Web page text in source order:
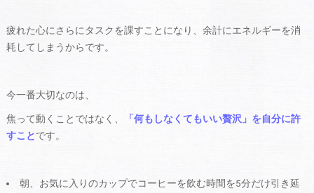
疲れた心にさらにタスクを課すことになり、余計にエネルギーを消
耗してしまうからです。
今一番大切なのは、
焦って動くことではなく、
「何もしなくてもいい贅沢」を自分に許
すことです。
朝、お気に入りのカップでコーヒーを飲む時間を5分だけ引き延